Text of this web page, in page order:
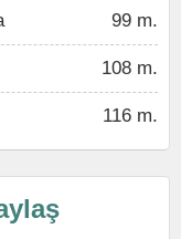
99 m.
108 m.
116 m.